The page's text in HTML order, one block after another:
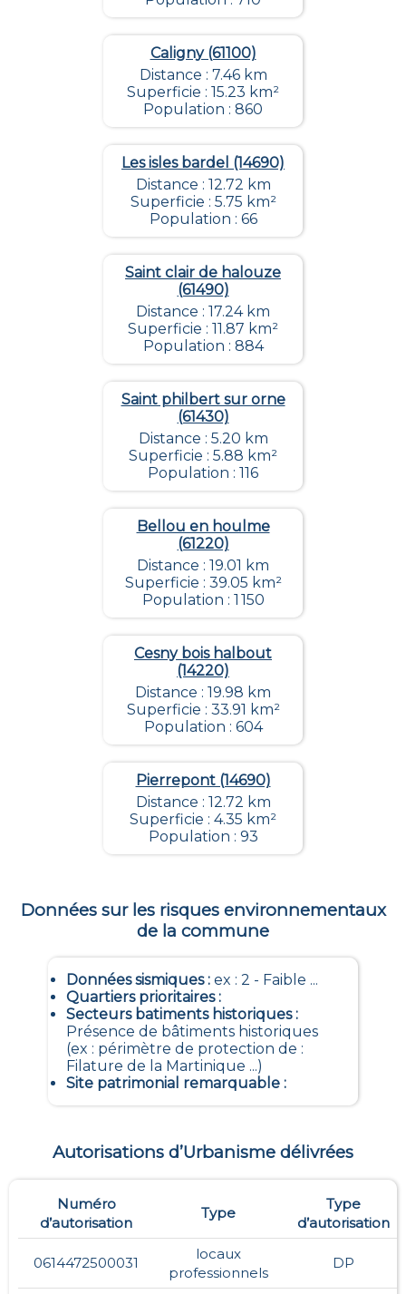
Caligny (61100)
Distance : 7.46 km
Superficie : 15.23 km²
Population : 860
Les isles bardel (14690)
Distance : 12.72 km
Superficie : 5.75 km²
Population : 66
Saint clair de halouze
(61490)
Distance : 17.24 km
Superficie : 11.87 km²
Population : 884
Saint philbert sur orne
(61430)
Distance : 5.20 km
Superficie : 5.88 km²
Population : 116
Bellou en houlme
(61220)
Distance : 19.01 km
Superficie : 39.05 km²
Population : 1 150
Cesny bois halbout
(14220)
Distance : 19.98 km
Superficie : 33.91 km²
Population : 604
Pierrepont (14690)
Distance : 12.72 km
Superficie : 4.35 km²
Population : 93
Données sur les risques environnementaux
de la commune
Données sismiques: ex : 2 - Faible ...
Quartiers prioritaires:
Secteurs batiments historiques:
Présence de bâtiments historiques
(ex : périmètre de protection de :
Filature de la Martinique ...)
Site patrimonial remarquable:
Autorisations d’Urbanisme délivrées
Numéro
d’autorisation
Type
Type
d’autorisation
0614472500031
locaux
professionnels
DP